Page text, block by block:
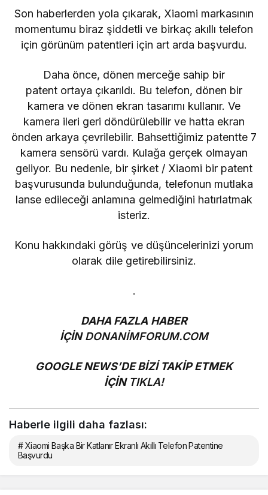
Son haberlerden yola çıkarak, Xiaomi markasının
momentumu biraz şiddetli ve birkaç akıllı telefon
için görünüm patentleri için art arda başvurdu.
Daha önce, dönen merceğe sahip bir
patent ortaya çıkarıldı. Bu telefon, dönen bir
kamera ve dönen ekran tasarımı kullanır. Ve
kamera ileri geri döndürülebilir ve hatta ekran
önden arkaya çevrilebilir. Bahsettiğimiz patentte 7
kamera sensörü vardı. Kulağa gerçek olmayan
geliyor. Bu nedenle, bir şirket / Xiaomi bir patent
başvurusunda bulunduğunda, telefonun mutlaka
lanse edileceği anlamına gelmediğini hatırlatmak
isteriz.
Konu hakkındaki görüş ve düşüncelerinizi yorum
olarak dile getirebilirsiniz.
.
DAHA FAZLA HABER
İÇİNDONANİMFORUM.COM
GOOGLE NEWS’DE BİZİ TAKİP ETMEK
İÇİN TIKLA!
Haberle ilgili daha fazlası:
# Xiaomi Başka Bir Katlanır Ekranlı Akıllı Telefon Patentine
Başvurdu